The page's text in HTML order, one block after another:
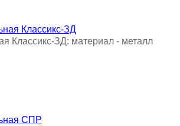
Классикс-ЗД: материал - металл